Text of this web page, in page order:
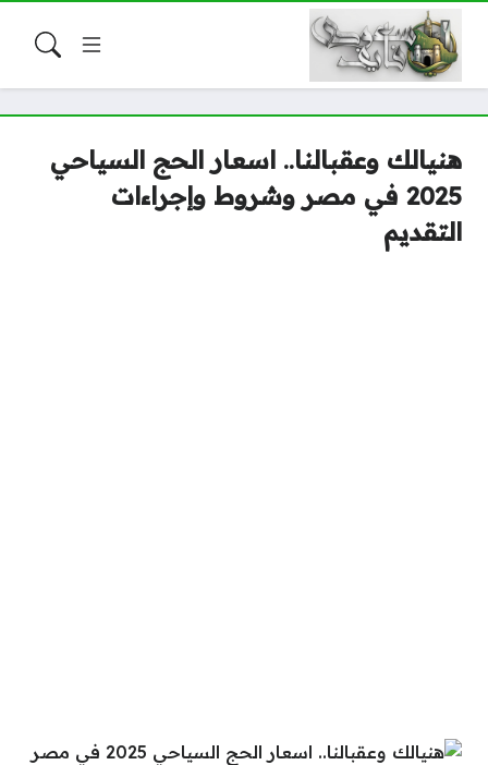
هنيالك وعقبالنا.. اسعار الحج السياحي
2025 في مصر وشروط وإجراءات
التقديم